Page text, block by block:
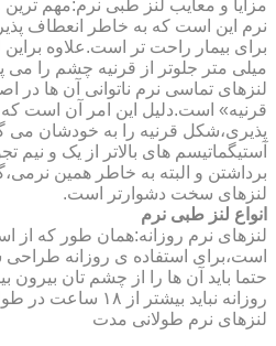
مزایا و معایب لنز طبی نرم:مهم
نرم این است که به خاطر انعطاف
برای بیمار راحت تر است.علاوه
میلی متر جلوتر از قرنیه چشم را می
لنزهای تماسی نرم ناتوانی آن ها در
قرنیه» است.دلیل این امر آن است
پذیری،شکل قرنیه را به خودشان می
آستیگماتیسم های بالاتر از یک و نیم
برداشتن و البته به خاطر همین
لنزهای سخت دشوارتر است.
انواع لنز طبی نرم
لنزهای نرم روزانه:همان طور که از
است،برای استفاده ی روزانه
حتما باید آن ها را از چشم تان بیرون
روزانه نباید بیشتر از ۱۸ ساعت در طول روز استفاده کنید.
لنزهای نرم طولانی مدت